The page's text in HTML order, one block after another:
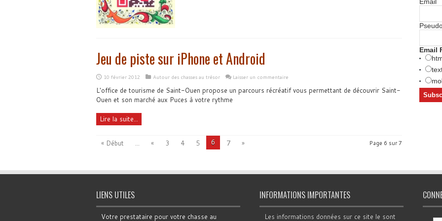
Jeu de piste sur iPhone et Android
10 février 2012 Autour des chasses au trésor Laisser un commentaire
L'office de tourisme de Saint-Ouen propose un parcours récréatif vous permettant de découvrir Saint-
Ouen et son marché aux Puces à votre rythme
Lire la suite...
Page 6 sur 7
« Début ... « 3 4 5 6 7 »
Email
LIENS UTILES
Votre prestataire pour votre chasse au
INFORMATIONS IMPORTANTES
Les informations données sur ce site le sont